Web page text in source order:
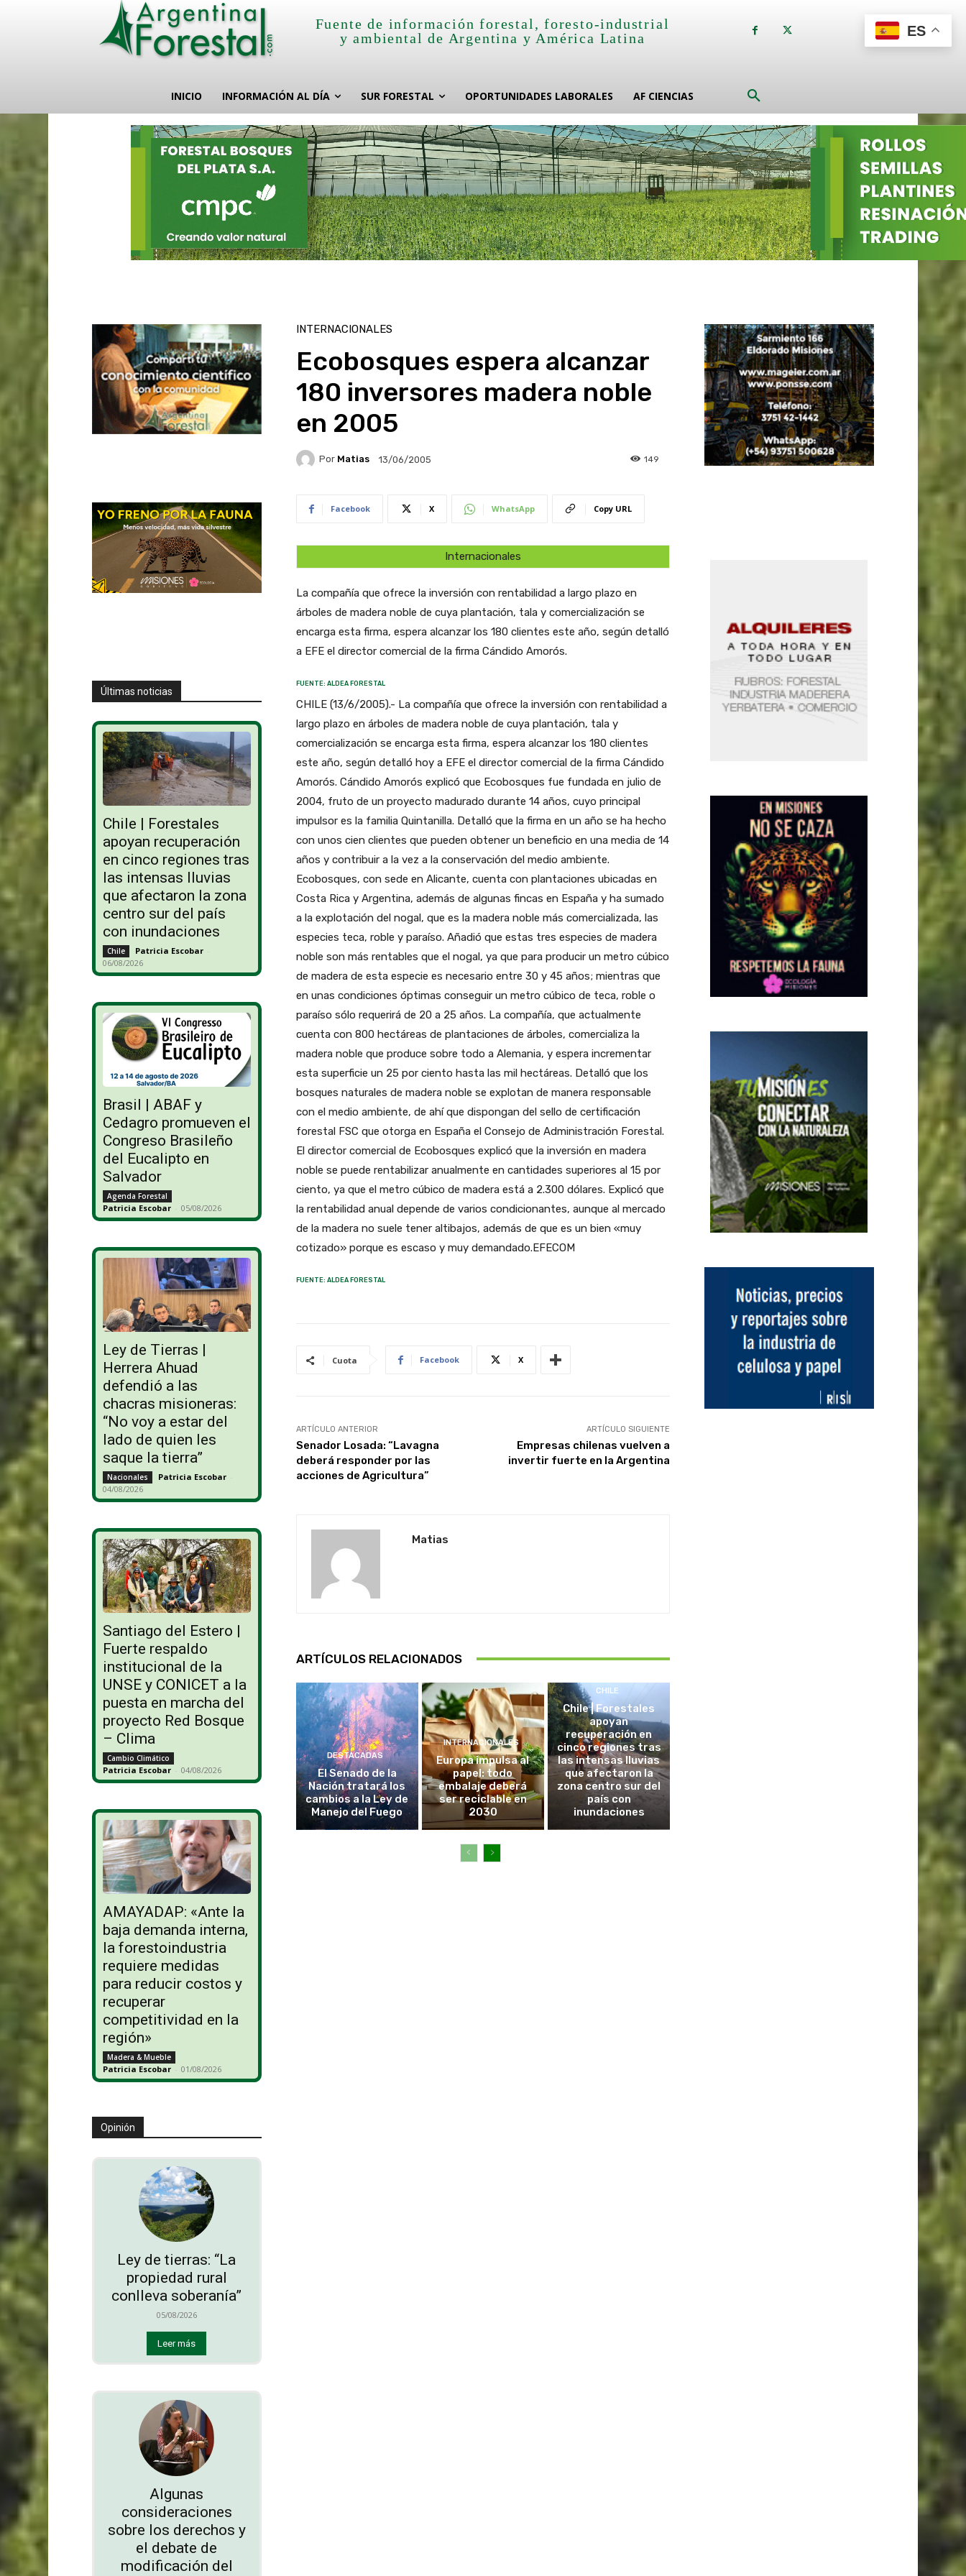
Fuente de información forestal, foresto-industrial
y ambiental de Argentina y América Latina
INICIO INFORMACIÓN AL DÍA SUR FORESTAL OPORTUNIDADES LABORALES AF CIENCIAS
Últimas noticias
Chile | Forestales
apoyan recuperación
en cinco regiones tras
las intensas lluvias
que afectaron la zona
centro sur del país
con inundaciones
Chile Patricia Escobar -
06/08/2026
Brasil | ABAF y
Cedagro promueven el
Congreso Brasileño
del Eucalipto en
Salvador
Agenda Forestal
Patricia Escobar - 05/08/2026
Ley de Tierras |
Herrera Ahuad
defendió a las
chacras misioneras:
“No voy a estar del
lado de quien les
saque la tierra”
Nacionales Patricia Escobar -
04/08/2026
Santiago del Estero |
Fuerte respaldo
institucional de la
UNSE y CONICET a la
puesta en marcha del
proyecto Red Bosque
– Clima
Cambio Climático
Patricia Escobar - 04/08/2026
AMAYADAP: «Ante la
baja demanda interna,
la forestoindustria
requiere medidas
para reducir costos y
recuperar
competitividad en la
región»
Madera & Mueble
Patricia Escobar - 01/08/2026
Opinión
Ley de tierras: “La
propiedad rural
conlleva soberanía”
05/08/2026
Leer más
Algunas
consideraciones
sobre los derechos y
el debate de
modificación del
INTERNACIONALES
Ecobosques espera alcanzar
180 inversores madera noble
en 2005
Por Matias 13/06/2005 149
Facebook X WhatsApp Copy URL
Internacionales
La compañía que ofrece la inversión con rentabilidad a largo plazo en
árboles de madera noble de cuya plantación, tala y comercialización se
encarga esta firma, espera alcanzar los 180 clientes este año, según detalló
a EFE el director comercial de la firma Cándido Amorós.
FUENTE: ALDEA FORESTAL
CHILE (13/6/2005).- La compañía que ofrece la inversión con rentabilidad a
largo plazo en árboles de madera noble de cuya plantación, tala y
comercialización se encarga esta firma, espera alcanzar los 180 clientes
este año, según detalló hoy a EFE el director comercial de la firma Cándido
Amorós. Cándido Amorós explicó que Ecobosques fue fundada en julio de
2004, fruto de un proyecto madurado durante 14 años, cuyo principal
impulsor es la familia Quintanilla. Detalló que la firma en un año se ha hecho
con unos cien clientes que pueden obtener un beneficio en una media de 14
años y contribuir a la vez a la conservación del medio ambiente.
Ecobosques, con sede en Alicante, cuenta con plantaciones ubicadas en
Costa Rica y Argentina, además de algunas fincas en España y ha sumado
a la explotación del nogal, que es la madera noble más comercializada, las
especies teca, roble y paraíso. Añadió que estas tres especies de madera
noble son más rentables que el nogal, ya que para producir un metro cúbico
de madera de esta especie es necesario entre 30 y 45 años; mientras que
en unas condiciones óptimas conseguir un metro cúbico de teca, roble o
paraíso sólo requerirá de 20 a 25 años. La compañía, que actualmente
cuenta con 800 hectáreas de plantaciones de árboles, comercializa la
madera noble que produce sobre todo a Alemania, y espera incrementar
esta superficie un 25 por ciento hasta las mil hectáreas. Detalló que los
bosques naturales de madera noble se explotan de manera responsable
con el medio ambiente, de ahí que dispongan del sello de certificación
forestal FSC que otorga en España el Consejo de Administración Forestal.
El director comercial de Ecobosques explicó que la inversión en madera
noble se puede rentabilizar anualmente en cantidades superiores al 15 por
ciento, ya que el metro cúbico de madera está a 2.300 dólares. Explicó que
la rentabilidad anual depende de varios condicionantes, aunque al mercado
de la madera no suele tener altibajos, además de que es un bien «muy
cotizado» porque es escaso y muy demandado.EFECOM
FUENTE: ALDEA FORESTAL
Cuota Facebook X
ARTÍCULO ANTERIOR
Senador Losada: “Lavagna
deberá responder por las
acciones de Agricultura”
ARTÍCULO SIGUIENTE
Empresas chilenas vuelven a
invertir fuerte en la Argentina
Matias
ARTÍCULOS RELACIONADOS
DESTACADAS
El Senado de la
Nación tratará los
cambios a la Ley de
Manejo del Fuego
INTERNACIONALES
Europa impulsa al
papel: todo
embalaje deberá
ser reciclable en
2030
CHILE
Chile | Forestales
apoyan
recuperación en
cinco regiones tras
las intensas lluvias
que afectaron la
zona centro sur del
país con
inundaciones
ES